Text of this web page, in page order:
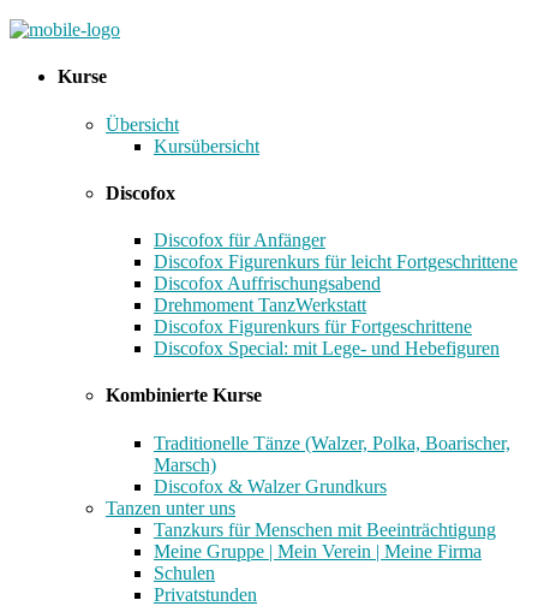
Kurse
Übersicht
Kursübersicht
Discofox
Discofox für Anfänger
Discofox Figurenkurs für leicht Fortgeschrittene
Discofox Auffrischungsabend
Drehmoment TanzWerkstatt
Discofox Figurenkurs für Fortgeschrittene
Discofox Special: mit Lege- und Hebefiguren
Kombinierte Kurse
Traditionelle Tänze (Walzer, Polka, Boarischer,
Marsch)
Discofox & Walzer Grundkurs
Tanzen unter uns
Tanzkurs für Menschen mit Beeinträchtigung
Meine Gruppe | Mein Verein | Meine Firma
Schulen
Privatstunden